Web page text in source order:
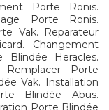
Porte Ronis.
Porte Ronis.
Vak. Reparateur
Changement
Blindée Heracles.
Porte
Vak. Installation
Blindée Abus.
Porte Blindée